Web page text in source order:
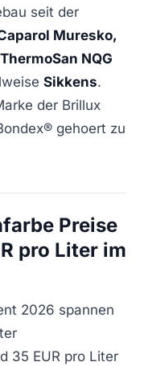
seit der
Muresko,
NQG
Sikkens.
der Brillux
gehoert zu
Preise
pro Liter im
2026 spannen
35 EUR pro Liter